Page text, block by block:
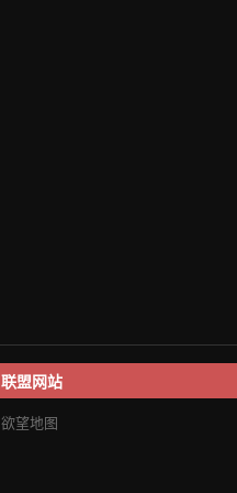
联盟网站
欲望地图